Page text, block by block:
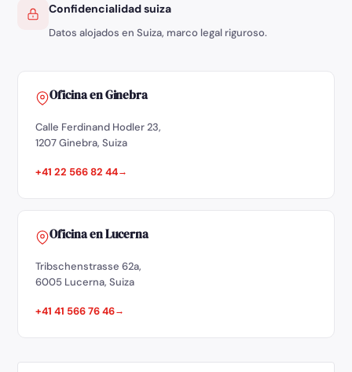
Confidencialidad suiza
Datos alojados en Suiza, marco legal riguroso.
Oficina en Ginebra
Calle Ferdinand Hodler 23,
1207 Ginebra, Suiza
+41 22 566 82 44
Oficina en Lucerna
Tribschenstrasse 62a,
6005 Lucerna, Suiza
+41 41 566 76 46